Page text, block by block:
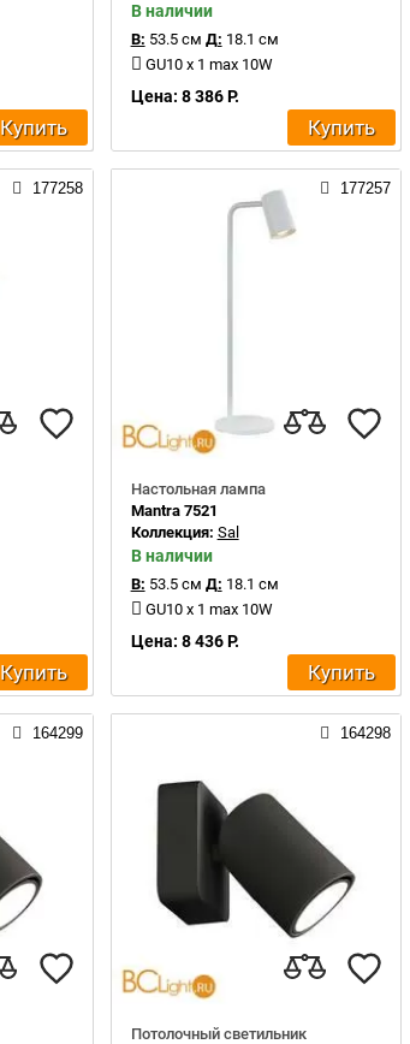
Купить
В наличии
В: 53.5 см Д: 18.1 см
GU10 x 1 max 10W
Цена: 8 386 Р.
Купить
177258
Купить
177257
Настольная лампа
Mantra 7521
Коллекция: Sal
В наличии
В: 53.5 см Д: 18.1 см
GU10 x 1 max 10W
Цена: 8 436 Р.
Купить
164299 164298
Потолочный светильник